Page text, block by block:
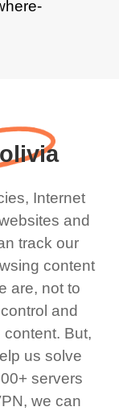
Internet
and
track our
content
are, not to
and
But,
us solve
servers
we can